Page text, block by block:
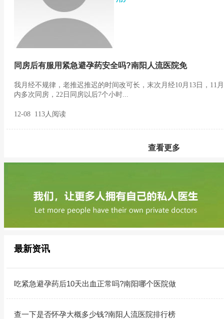
同房后有服用紧急避孕药安全吗?南阳人流医院免
我月经不规律，老推迟推迟的时间改可长，末次月经10月13日，11
内多次同房，22日同房以后7个小时...
12-08 113人阅读
查看更多
最新资讯
吃紧急避孕药后10天出血正常吗?南阳哪个医院做
查一下是否怀孕大概多少钱?南阳人流医院排行榜